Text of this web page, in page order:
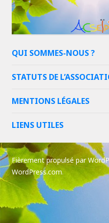
QUI SOMMES-NOUS ?
STATUTS DE
MENTIONS LÉGALES
LIENS UTILES
Fièrement propulsé par
WordPress.com.